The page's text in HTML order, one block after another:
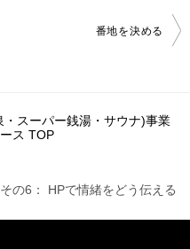
番地を決める
スーパー銭湯・サウナ)事業
ス TOP
の6： HPで情緒をどう伝える